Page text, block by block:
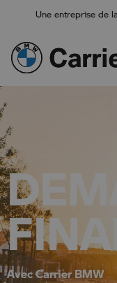
Une entreprise de
Main
Avec Carrier BMW